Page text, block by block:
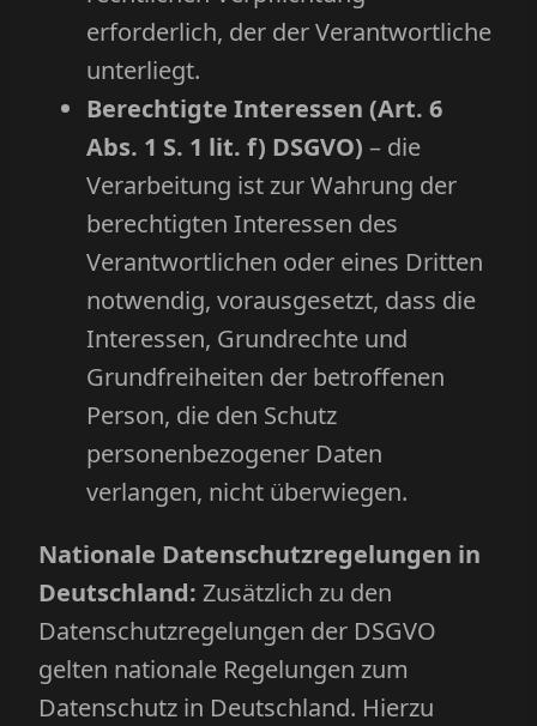
erforderlich, der der Verantwortliche
unterliegt.
Berechtigte Interessen (Art. 6
Abs. 1 S. 1 lit. f) DSGVO) – die
Verarbeitung ist zur Wahrung der
berechtigten Interessen des
Verantwortlichen oder eines Dritten
notwendig, vorausgesetzt, dass die
Interessen, Grundrechte und
Grundfreiheiten der betroffenen
Person, die den Schutz
personenbezogener Daten
verlangen, nicht überwiegen.
Nationale Datenschutzregelungen in
Deutschland: Zusätzlich zu den
Datenschutzregelungen der DSGVO
gelten nationale Regelungen zum
Datenschutz in Deutschland. Hierzu